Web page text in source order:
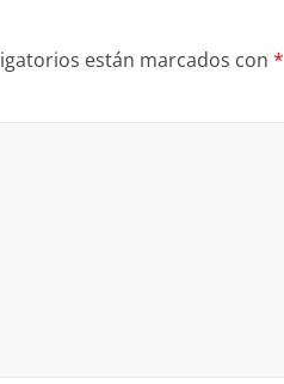
están marcados con *